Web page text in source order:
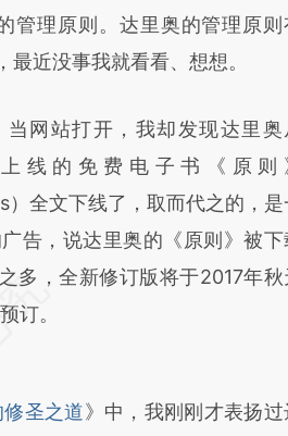
文真实意图存在偏差。不代表
。推荐点击链接阅读原文细致
管理原则。达里奥的管理原则
最近没事我就看看、想想。
站打开，我却发现达里奥
线的免费电子书《原则
）全文下线了，取而代之的，是
告，说达里奥的《原则》被下
多，全新修订版将于2017年秋
订。
圣之道》中，我刚刚才表扬过